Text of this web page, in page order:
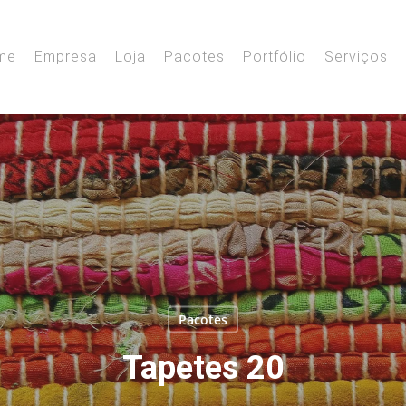
Empresa Loja Pacotes Portfólio Serviços
Pacotes
Tapetes 20